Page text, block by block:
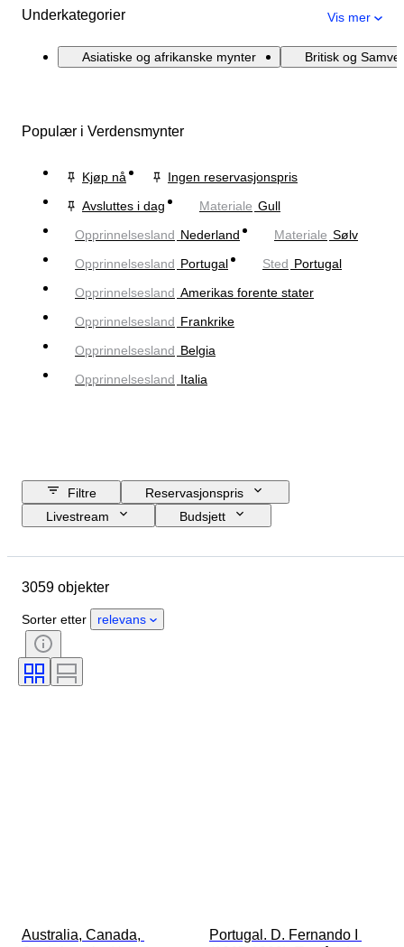
Underkategorier Vis mer
Asiatiske og afrikanske mynter Britisk og
Populær i Verdensmynter
Kjøp nå
Ingen reservasjonspris
Avsluttes i dag
Materiale Gull
Opprinnelsesland Nederland Materiale Sølv
Opprinnelsesland Portugal Sted Portugal
Opprinnelsesland Amerikas forente stater
Opprinnelsesland Frankrike
Opprinnelsesland Belgia
Opprinnelsesland Italia
Filtre
Reservasjonspris
Livestream
Budsjett
Tilstand
Signatur
Hersker/era
3059 objekter
Sorter etter relevans
Australia, Canada,
Portugal. D. Fernando I